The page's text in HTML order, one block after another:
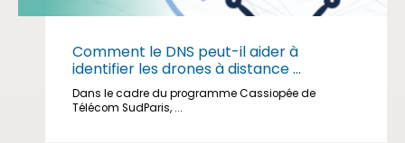
Comment le DNS peut-il aider à
identifier les drones à distance ...
Dans le cadre du programme Cassiopée de
Télécom SudParis, ...